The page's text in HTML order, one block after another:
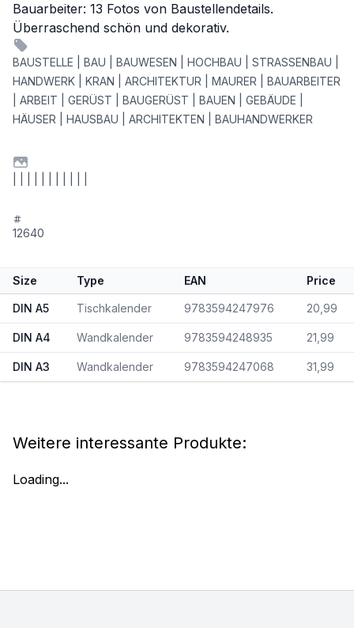
Bauarbeiter: 13 Fotos von Baustellendetails.
Überraschend schön und dekorativ.
BAUSTELLE | BAU | BAUWESEN | HOCHBAU | STRASSENBAU |
HANDWERK | KRAN | ARCHITEKTUR | MAURER | BAUARBEITER
| ARBEIT | GERÜST | BAUGERÜST | BAUEN | GEBÄUDE |
HÄUSER | HAUSBAU | ARCHITEKTEN | BAUHANDWERKER
12640
Size Type EAN Price
DIN A5 Tischkalender 9783594247976 20,99
DIN A4 Wandkalender 9783594248935 21,99
DIN A3 Wandkalender 9783594247068 31,99
Weitere interessante Produkte:
Loading...